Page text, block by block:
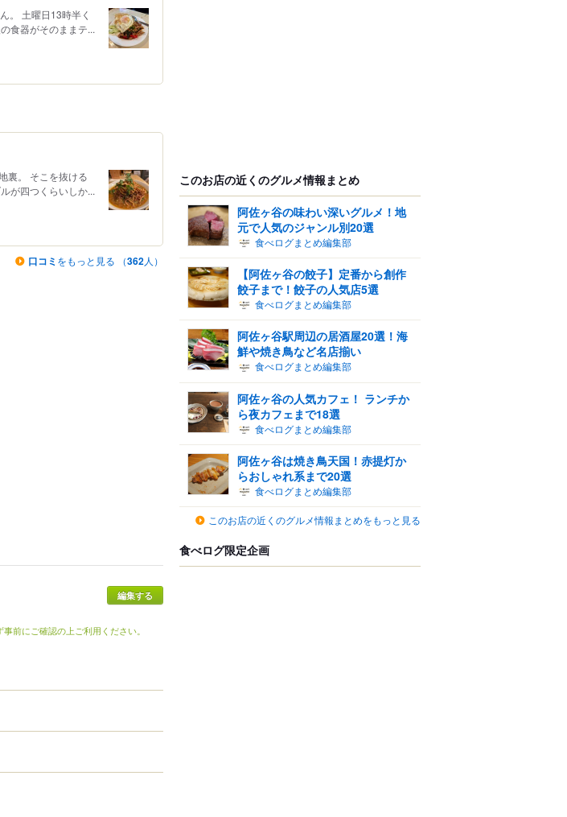
。 土曜日13時半く
食器がそのままテ...
裏。 そこを抜ける
が四つくらいしか...
口コミ をもっと見る （362人）
前にご確認の上ご利用ください。
このお店の近くのグルメ情報まとめ
阿佐ヶ谷の味わい深いグルメ！地
元で人気のジャンル別20選
食べログまとめ編集部
【阿佐ヶ谷の餃子】定番から創作
餃子まで！餃子の人気店5選
食べログまとめ編集部
阿佐ヶ谷駅周辺の居酒屋20選！海
鮮や焼き鳥など名店揃い
食べログまとめ編集部
阿佐ヶ谷の人気カフェ！ ランチか
ら夜カフェまで18選
食べログまとめ編集部
阿佐ヶ谷は焼き鳥天国！赤提灯か
らおしゃれ系まで20選
食べログまとめ編集部
このお店の近くのグルメ情報まとめをもっと見る
食べログ限定企画